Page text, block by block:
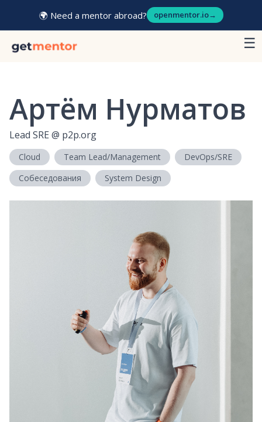
🌍 Need a mentor abroad? openmentor.io→
☰
Артём Нурматов
Lead SRE @ p2p.org
Cloud Team Lead/Management
DevOps/SRE
Собеседования
System Design